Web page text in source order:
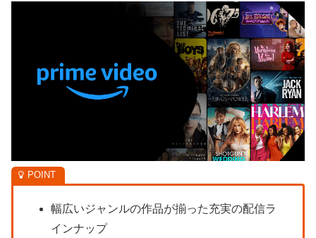
幅広いジャンルの作品が揃った充実の配信ラ
インナップ